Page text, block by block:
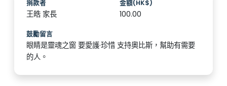
捐款者
王皓 家長
金額(HK$)
100.00
鼓勵留言
眼睛是靈魂之窗 要愛護·珍惜 支持奧比斯，幫助有需要
的人。